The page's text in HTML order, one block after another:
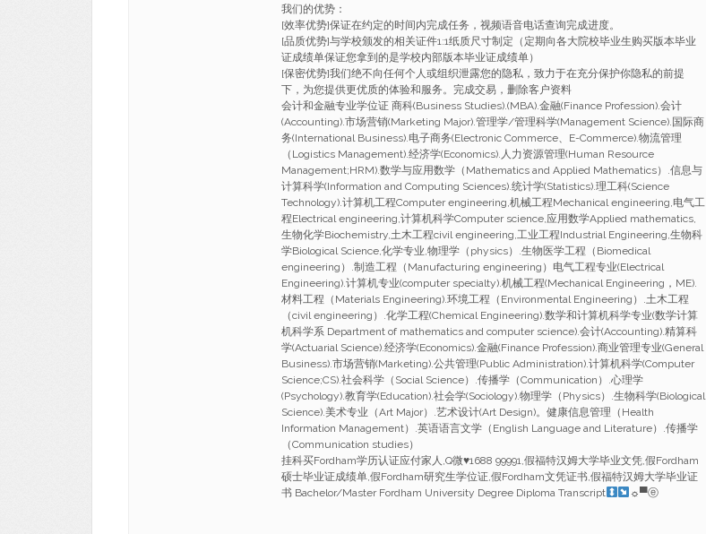
我们的优势：
[效率优势]保证在约定的时间内完成任务，视频语音电话查询完成进度。
[品质优势]与学校颁发的相关证件1:1纸质尺寸制定（定期向各大院校毕业生购买版本毕业
证成绩单保证您拿到的是学校内部版本毕业证成绩单）
[保密优势]我们绝不向任何个人或组织泄露您的隐私，致力于在充分保护你隐私的前提
下，为您提供更优质的体验和服务。完成交易，删除客户资料
会计和金融专业学位证 商科(Business Studies).(MBA).金融(Finance Profession).会计
(Accounting).市场营销(Marketing Major).管理学/管理科学(Management Science).国际商
务(International Business).电子商务(Electronic Commerce、E-Commerce).物流管理
（Logistics Management).经济学(Economics).人力资源管理(Human Resource
Management;HRM).数学与应用数学（Mathematics and Applied Mathematics）.信息与
计算科学(Information and Computing Sciences).统计学(Statistics).理工科(Science
Technology).计算机工程Computer engineering,机械工程Mechanical engineering,电气工
程Electrical engineering,计算机科学Computer science,应用数学Applied mathematics,
生物化学Biochemistry,土木工程civil engineering,工业工程Industrial Engineering,生物科
学Biological Science,化学专业,物理学（physics）.生物医学工程（Biomedical
engineering）.制造工程（Manufacturing engineering）电气工程专业(Electrical
Engineering).计算机专业(computer specialty).机械工程(Mechanical Engineering，ME).
材料工程（Materials Engineering).环境工程（Environmental Engineering）.土木工程
（civil engineering）.化学工程(Chemical Engineering).数学和计算机科学专业(数学计算
机科学系 Department of mathematics and computer science).会计(Accounting).精算科
学(Actuarial Science).经济学(Economics).金融(Finance Profession).商业管理专业(General
Business).市场营销(Marketing).公共管理(Public Administration).计算机科学(Computer
Science;CS).社会科学（Social Science）.传播学（Communication）.心理学
(Psychology).教育学(Education).社会学(Sociology).物理学（Physics）.生物科学(Biological
Science).美术专业（Art Major）.艺术设计(Art Design)。健康信息管理（Health
Information Management）.英语语言文学（English Language and Literature）.传播学
（Communication studies）
挂科买Fordham学历认证应付家人,Q微♥1688 99991,假福特汉姆大学毕业文凭,假Fordham
硕士毕业证成绩单,假Fordham研究生学位证,假Fordham文凭证书,假福特汉姆大学毕业证
书 Bachelor/Master Fordham University Degree Diploma Transcript
☼▀ⓔ